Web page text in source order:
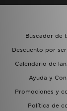
Buscador de
Descuento por
Calendario de
Ayuda y
Promociones y
Política de